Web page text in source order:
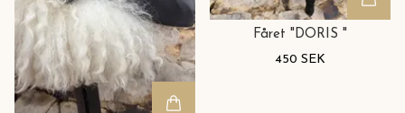
Fåret "DORIS "
450 SEK